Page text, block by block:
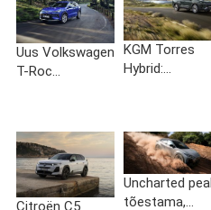
Uus Volkswagen
T-Roc...
KGM Torres
Hybrid:...
Citroën C5
Uncharted
tõestama,...